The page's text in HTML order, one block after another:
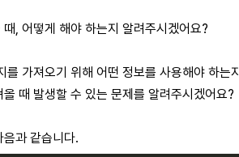
, 어떻게 해야 하는지 알려주시겠어요?
를 가져오기 위해 어떤 정보를 사용해야 하는
때 발생할 수 있는 문제를 알려주시겠어요?
과 같습니다.